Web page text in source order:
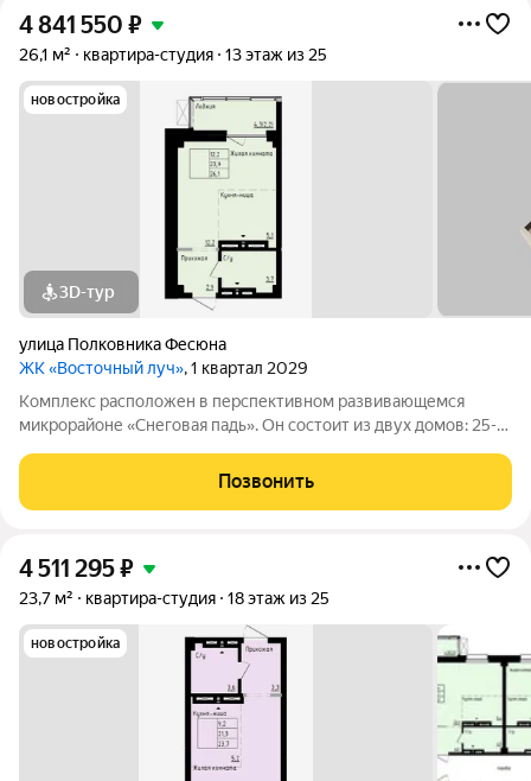
4 841 550 ₽
26,1 м² квартира-студия 13 этаж из 25
новостройка
3D-тур
улица Полковника Фесюна
ЖК «Восточный луч», 1 квартал 2029
Комплекс расположен в перспективном развивающемся
микрорайоне «Снеговая падь». Он состоит из двух домов: 25-
соответствует высоким стандартам качества жизни,
комфортного времяпрепровождения. Так же в
Позвонить
4 511 295₽
23,7 м² квартира-студия 18 этаж из 25
новостройка